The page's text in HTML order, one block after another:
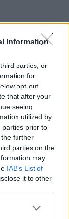
Information
parties, or
for
opt-out
that after your
seeing
utilized by
parties prior to
further
parties on the
may
IAB’s List of
it to other
και